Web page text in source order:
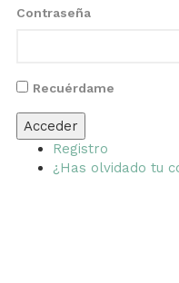
Contraseña
Recuérdame
Acceder
Registro
¿Has olvidado tu